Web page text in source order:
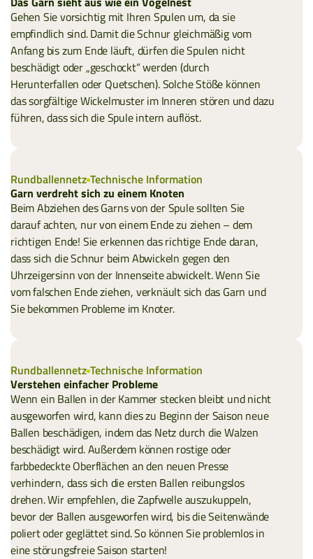
Gehen Sie vorsichtig mit Ihren Spulen um, da sie
empfindlich sind. Damit die Schnur gleichmäßig vom
Anfang bis zum Ende läuft, dürfen die Spulen nicht
beschädigt oder „geschockt“ werden (durch
Herunterfallen oder Quetschen). Solche Stöße können
das sorgfältige Wickelmuster im Inneren stören und dazu
führen, dass sich die Spule intern auflöst.
Rundballennetz Technische Information
Garn verdreht sich zu einem Knoten
Beim Abziehen des Garns von der Spule sollten Sie
darauf achten, nur von einem Ende zu ziehen – dem
richtigen Ende! Sie erkennen das richtige Ende daran,
dass sich die Schnur beim Abwickeln gegen den
Uhrzeigersinn von der Innenseite abwickelt. Wenn Sie
vom falschen Ende ziehen, verknäult sich das Garn und
Sie bekommen Probleme im Knoter.
Rundballennetz Technische Information
Verstehen einfacher Probleme
Wenn ein Ballen in der Kammer stecken bleibt und nicht
ausgeworfen wird, kann dies zu Beginn der Saison neue
Ballen beschädigen, indem das Netz durch die Walzen
beschädigt wird. Außerdem können rostige oder
farbbedeckte Oberflächen an den neuen Presse
verhindern, dass sich die ersten Ballen reibungslos
drehen. Wir empfehlen, die Zapfwelle auszukuppeln,
bevor der Ballen ausgeworfen wird, bis die Seitenwände
poliert oder geglättet sind. So können Sie problemlos in
eine störungsfreie Saison starten!